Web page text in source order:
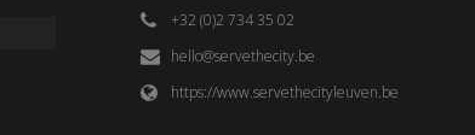
+32 (0)2 734 35 02
hello@servethecity.be
https://www.servethecityleuven.be